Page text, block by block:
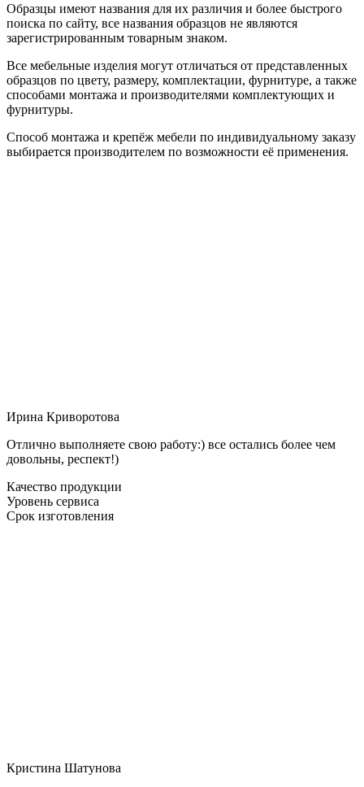
Образцы имеют названия для их различия и более быстрого
поиска по сайту, все названия образцов не являются
зарегистрированным товарным знаком.
Все мебельные изделия могут отличаться от представленных
образцов по цвету, размеру, комплектации, фурнитуре, а также
способами монтажа и производителями комплектующих и
фурнитуры.
Способ монтажа и крепёж мебели по индивидуальному заказу
выбирается производителем по возможности её применения.
Ирина Криворотова
Отлично выполняете свою работу:) все остались более чем
довольны, респект!)
Качество продукции
Уровень сервиса
Срок изготовления
Кристина Шатунова